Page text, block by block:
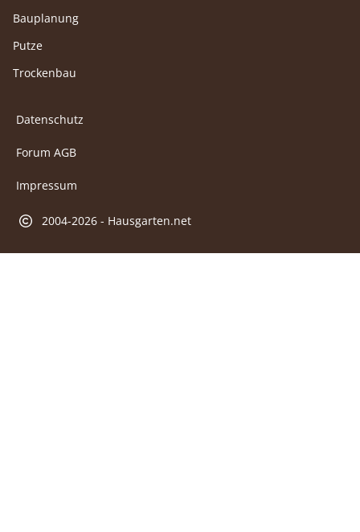
Bauplanung
Putze
Trockenbau
Datenschutz
Forum AGB
Impressum
2004-2026 - Hausgarten.net